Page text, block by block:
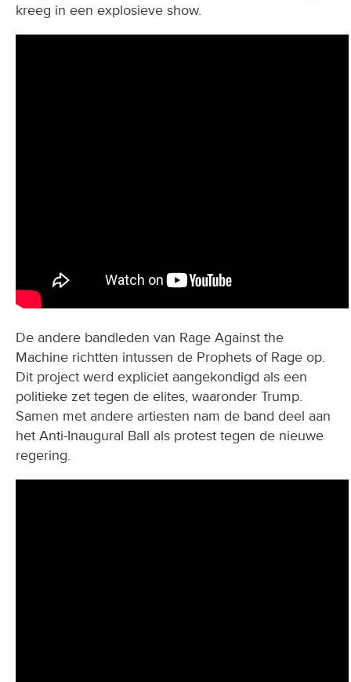
kreeg in een explosieve show.
De andere bandleden van Rage Against the
Machine richtten intussen de Prophets of Rage op.
Dit project werd expliciet aangekondigd als een
politieke zet tegen de elites, waaronder Trump.
Samen met andere artiesten nam de band deel aan
het Anti-Inaugural Ball als protest tegen de nieuwe
regering.